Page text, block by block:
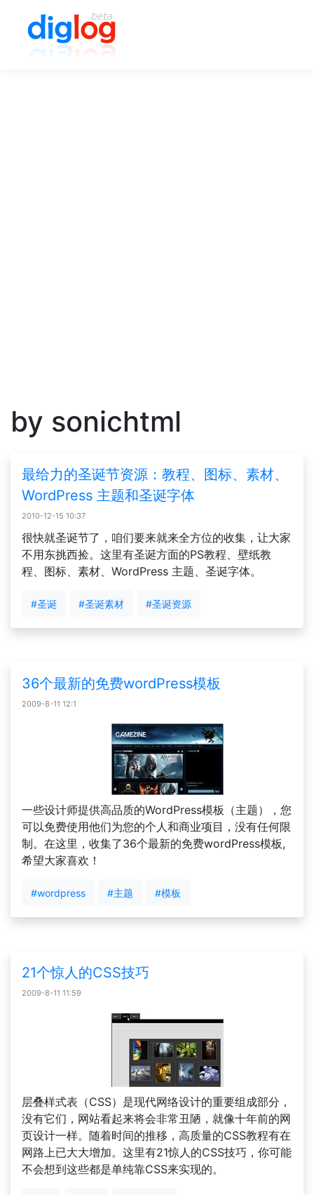
by sonichtml
最给力的圣诞节资源：教程、图标、素材、
WordPress 主题和圣诞字体
2010-12-15 10:37
很快就圣诞节了，咱们要来就来全方位的收集，让大家
不用东挑西捡。这里有圣诞方面的PS教程、壁纸教
程、图标、素材、WordPress 主题、圣诞字体。
#圣诞 #圣诞素材 #圣诞资源
36个最新的免费wordPress模板
2009-8-11 12:1
一些设计师提供高品质的WordPress模板（主题），您
可以免费使用他们为您的个人和商业项目，没有任何限
制。在这里，收集了36个最新的免费wordPress模板,
希望大家喜欢！
#wordpress #主题 #模板
21个惊人的CSS技巧
2009-8-11 11:59
层叠样式表（CSS）是现代网络设计的重要组成部分，
没有它们，网站看起来将会非常丑陋，就像十年前的网
页设计一样。随着时间的推移，高质量的CSS教程有在
网路上已大大增加。这里有21惊人的CSS技巧，你可能
不会想到这些都是单纯靠CSS来实现的。